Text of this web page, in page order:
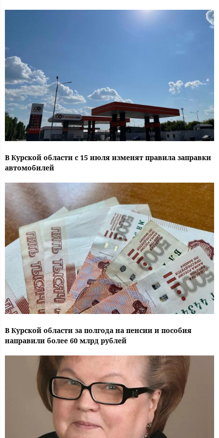
В Курской области с 15 июля изменят правила заправки
автомобилей
В Курской области за полгода на пенсии и пособия
направили более 60 млрд рублей